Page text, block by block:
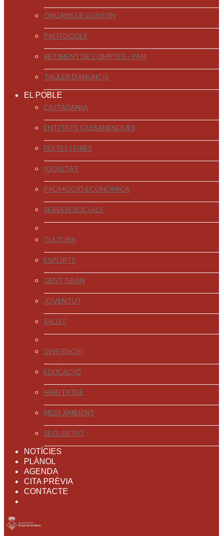
ÒRGANS DE GOVERN
PROTOCOLS
RETIMENT DE COMPTES - PAM
TAULER D'ANUNCIS
EL POBLE
CIUTADANIA
ENTITATS CASSANENQUES
FESTES I FIRES
IGUALTAT
PROMOCIÓ ECONÒMICA
SERVEIS SOCIALS
CULTURA
ESPORTS
GENT GRAN
JOVENTUT
SALUT
DIVER[SOS]
EDUCACIÓ
HABITATGE
MEDI AMBIENT
SEGURETAT
NOTÍCIES
PLÀNOL
AGENDA
CITA PRÈVIA
CONTACTE